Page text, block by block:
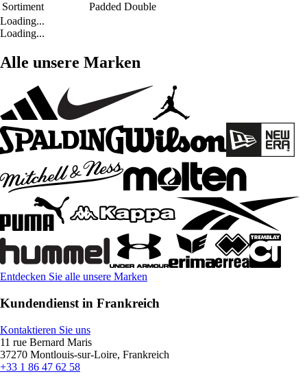
Sortiment
Padded Double
Loading...
Loading...
Alle unsere Marken
Entdecken Sie alle unsere Marken
Kundendienst in Frankreich
Kontaktieren Sie uns
11 rue Bernard Maris
37270 Montlouis-sur-Loire, Frankreich
+33 1 86 47 62 58